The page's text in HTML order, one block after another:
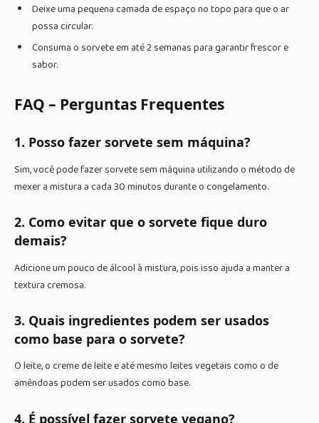
Deixe uma pequena camada de espaço no topo para que o ar
possa circular.
Consuma o sorvete em até 2 semanas para garantir frescor e
sabor.
FAQ – Perguntas Frequentes
1. Posso fazer sorvete sem máquina?
Sim, você pode fazer sorvete sem máquina utilizando o método de
mexer a mistura a cada 30 minutos durante o congelamento.
2. Como evitar que o sorvete fique duro
demais?
Adicione um pouco de álcool à mistura, pois isso ajuda a manter a
textura cremosa.
3. Quais ingredientes podem ser usados
como base para o sorvete?
O leite, o creme de leite e até mesmo leites vegetais como o de
amêndoas podem ser usados como base.
4. É possível fazer sorvete vegano?